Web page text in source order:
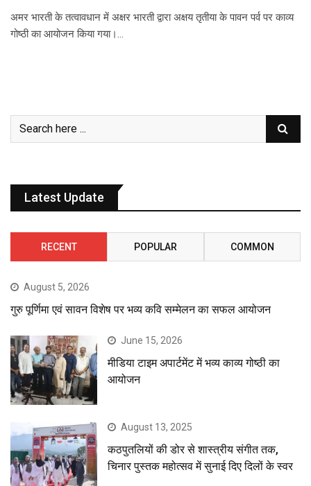
अमर भारती के तत्वावधान में अक्षर भारती द्वारा अक्षय तृतीया के पावन पर्व पर काव्य
गोष्ठी का आयोजन किया गया।…
Latest Update
RECENT POPULAR COMMON
August 5, 2026
गुरु पूर्णिमा एवं सावन विशेष पर भव्य कवि सम्मेलन का सफल आयोजन
June 15, 2026
मीडिया टाइम अपार्टमेंट में भव्य काव्य गोष्ठी का
आयोजन
August 13, 2025
कठपुतलियों की डोर से शास्त्रीय संगीत तक,
चिनार पुस्तक महोत्सव में सुनाई दिए दिलों के स्वर